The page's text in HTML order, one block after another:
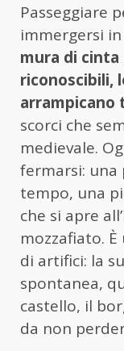
Passeggiare
immergersi in
mura di
riconoscibili,
arrampicano
scorci che
medievale.
fermarsi: una
tempo, una
che si apre
mozzafiato.
di artifici: la
spontanea,
castello, il
da non